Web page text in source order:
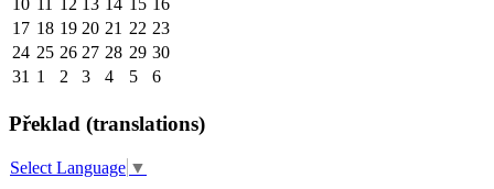
10 11 12 13 14 15 16
17 18 19 20 21 22 23
24 25 26 27 28 29 30
31 1 2 3 4 5 6
Překlad (translations)
Select Language ▼